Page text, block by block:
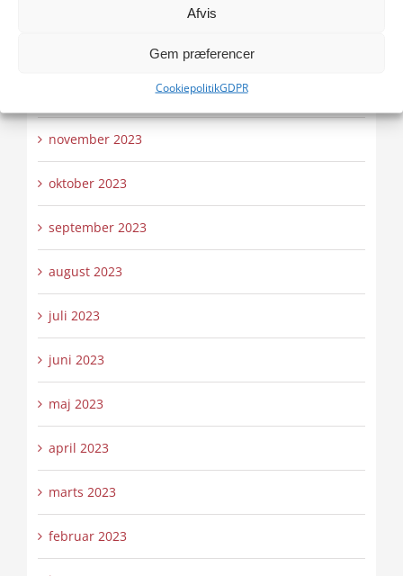
Afvis
Gem præferencer
CookiepolitikGDPR
november 2023
oktober 2023
september 2023
august 2023
juli 2023
juni 2023
maj 2023
april 2023
marts 2023
februar 2023